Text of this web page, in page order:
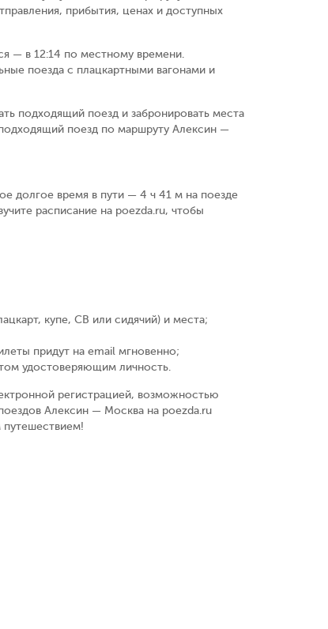
прибытия, ценах и доступных
— в 12:14 по местному времени.
поезда с плацкартными вагонами и
подходящий поезд и забронировать места
поезд по маршруту Алексин —
долгое время в пути — 4 ч 41 м на поезде
расписание на poezda.ru, чтобы
купе, СВ или сидячий) и места;
придут на email мгновенно;
удостоверяющим личность.
регистрацией, возможностью
Алексин — Москва на poezda.ru
путешествием!